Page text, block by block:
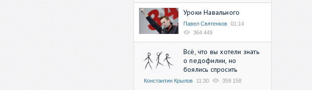
Уроки Навального
Павел Святенков 01:14
364 449
Всё, что вы хотели знать
о педофилии, но
боялись спросить
Константин Крылов 11:30 359 158